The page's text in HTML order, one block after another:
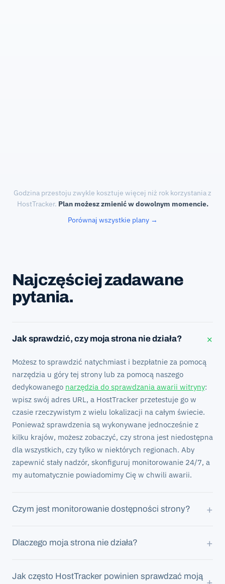
Godzina przestoju zwykle kosztuje więcej niż rok korzystania z
HostTracker. Plan możesz zmienić w dowolnym momencie.
Porównaj wszystkie plany →
Najczęściej zadawane
pytania.
Jak sprawdzić, czy moja strona nie działa? ×
Możesz to sprawdzić natychmiast i bezpłatnie za pomocą
narzędzia u góry tej strony lub za pomocą naszego
dedykowanego narzędzia do sprawdzania awarii witryny:
wpisz swój adres URL, a HostTracker przetestuje go w
czasie rzeczywistym z wielu lokalizacji na całym świecie.
Ponieważ sprawdzenia są wykonywane jednocześnie z
kilku krajów, możesz zobaczyć, czy strona jest niedostępna
dla wszystkich, czy tylko w niektórych regionach. Aby
zapewnić stały nadzór, skonfiguruj monitorowanie 24/7, a
my automatycznie powiadomimy Cię w chwili awarii.
Czym jest monitorowanie dostępności strony? +
automatycznie sprawdza Twoją stronę w regularnych
Dlaczego moja strona nie działa? +
nieudane wdrożenie kodu, awaria DNS, wygasły certyfikat
Jak często HostTracker powinien sprawdzać moją